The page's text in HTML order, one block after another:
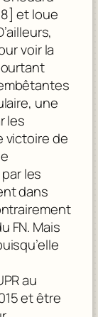
et loue
voir la
une
les
victoire de
les
dans
FN. Mais
au
et être